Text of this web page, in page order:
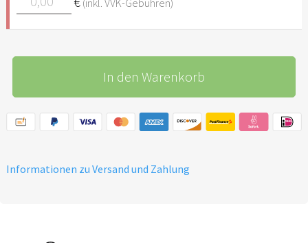
In den Warenkorb
Informationen zu Versand und Zahlung